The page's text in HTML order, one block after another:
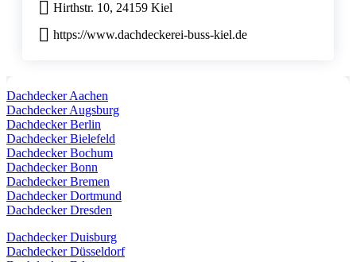
Hirthstr. 10, 24159 Kiel
https://www.dachdeckerei-buss-kiel.de
Dachdecker Aachen
Dachdecker Augsburg
Dachdecker Berlin
Dachdecker Bielefeld
Dachdecker Bochum
Dachdecker Bonn
Dachdecker Bremen
Dachdecker Dortmund
Dachdecker Dresden
Dachdecker Duisburg
Dachdecker Düsseldorf